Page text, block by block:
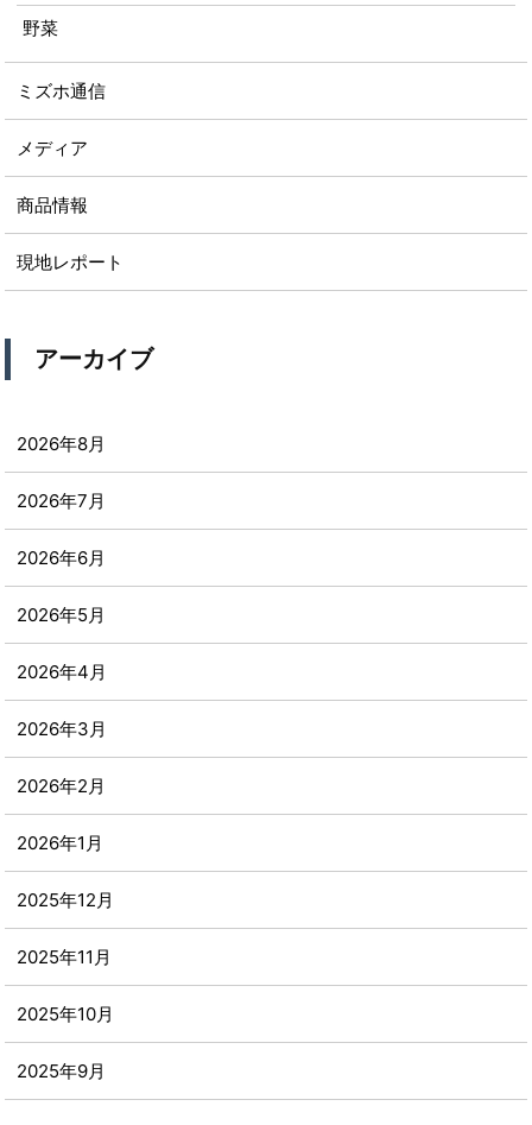
野菜
ミズホ通信
メディア
商品情報
現地レポート
アーカイブ
2026年8月
2026年7月
2026年6月
2026年5月
2026年4月
2026年3月
2026年2月
2026年1月
2025年12月
2025年11月
2025年10月
2025年9月